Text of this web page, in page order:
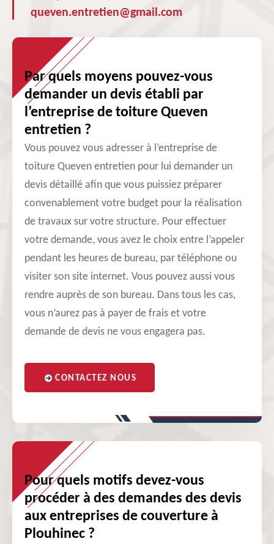
queven.entretien@gmail.com
Par quels moyens pouvez-vous
demander un devis établi par
l’entreprise de toiture Queven
entretien ?
Vous pouvez vous adresser à l’entreprise de
toiture Queven entretien pour lui demander un
devis détaillé afin que vous puissiez préparer
convenablement votre budget pour la réalisation
de travaux sur votre structure. Pour effectuer
votre demande, vous avez le choix entre l’appeler
pendant les heures de bureau, par téléphone ou
visiter son site internet. Vous pouvez aussi vous
rendre auprès de son bureau. Dans tous les cas,
vous n’aurez pas à payer de frais et votre
demande de devis ne vous engagera pas.
CONTACTEZ NOUS
Pour quels motifs devez-vous
procéder à des demandes des devis
aux entreprises de couverture à
Plouhinec ?